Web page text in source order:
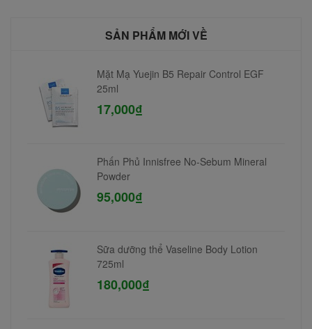
SẢN PHẨM MỚI VỀ
Mặt Mạ Yuejin B5 Repair Control EGF
25ml
17,000₫
Phấn Phủ Innisfree No-Sebum Mineral
Powder
95,000₫
Sữa dưỡng thể Vaseline Body Lotion
725ml
180,000₫